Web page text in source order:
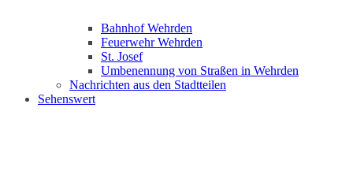
Bahnhof Wehrden
Feuerwehr Wehrden
St. Josef
Umbenennung von Straßen in Wehrden
Nachrichten aus den Stadtteilen
Sehenswert